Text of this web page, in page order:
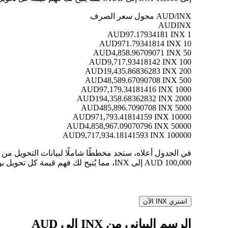
AUD/INX محول سعر الصرف
AUDINX
1 AUD
97.17934181 INX
10 AUD
971.79341814 INX
50 AUD
4,858.96709071 INX
100 AUD
9,717.93418142 INX
200 AUD
19,435.86836283 INX
500 AUD
48,589.67090708 INX
1000 AUD
97,179.34181416 INX
2000 AUD
194,358.68362832 INX
5000 AUD
485,896.7090708 INX
10000 AUD
971,793.41814159 INX
50000 AUD
4,858,967.09070796 INX
100000 AUD
9,717,934.18141593 INX
100,000 AUD إلى INX، مما يُتيح لك فهم قيمة كل تحويل بوضوح.
اشتري INX الآن
الرسم البياني من INX إلى AUD